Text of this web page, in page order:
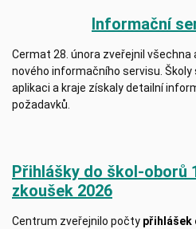
Informační
Cermat 28. února zveřejnil
nového informačního servisu. Školy
aplikaci a kraje získaly detailní
požadavků.
Přihlášky do škol-oborů
zkoušek 2026
Centrum zveřejnilo počty přihlášek